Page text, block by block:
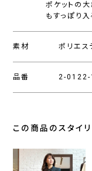
ポケットの
もすっぽり入
素材 ポリエ
品番 2-0122-
この商品のスタイ